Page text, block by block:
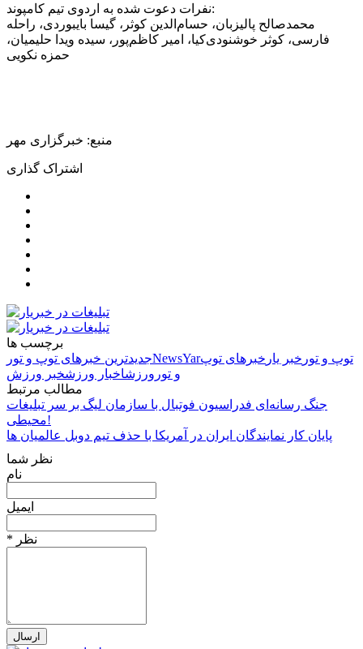
نفرات دعوت شده به اردوی تیم کامپوند:
محمدصالح پالیزبان، حسام‌الدین کوثر، گیسا بایبوردی، راحله
فارسی، کوثر خوشنودی‌کیا، امیر کاظم‌پور، سیده ویدا حلیمیان،
حمزه نکویی
منبع: خبرگزاری مهر
اشتراک گذاری
برچسب ها
جدیدترین خبرهای توپ و تورNewsYar توپ و تور خبر یار خبرهای توپ
و تور ورزشاخبار ورزشخبر ورزش
مطالب مرتبط
جنگ رسانه‌ای فدراسیون فوتبال با سازمان لیگ بر سر تبلیغات
محیطی!
پایان کار نمایندگان ایران در آمریکا با حذف تیم دوبل عالمیان ها
نظر شما
نام
ایمیل
* نظر